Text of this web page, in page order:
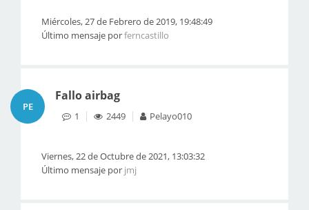
Miércoles, 27 de Febrero de 2019, 19:48:49
Último mensaje porferncastillo
PE
Fallo airbag
1 2449 Pelayo010
Viernes, 22 de Octubre de 2021, 13:03:32
Último mensaje por jmj